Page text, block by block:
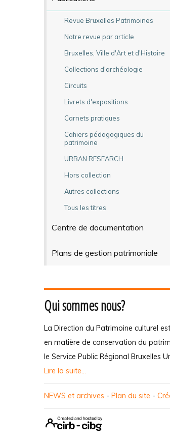
Revue Bruxelles Patrimoines
Notre revue par article
Bruxelles, Ville d'Art et d'Histoire
Collections d'archéologie
Circuits
Livrets d'expositions
Carnets pratiques
Cahiers pédagogiques du
patrimoine
URBAN RESEARCH
Hors collection
Autres collections
Tous les titres
Centre de documentation
Plans de gestion patrimoniale
Qui sommes nous?
La Direction du Patrimoine culturel
en matière de conservation du
le Service Public Régional Bruxelles
Lire la suite...
NEWS et archives - Plan du site -